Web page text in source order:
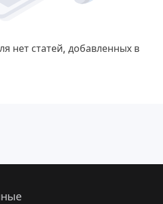
нет статей, добавленных в